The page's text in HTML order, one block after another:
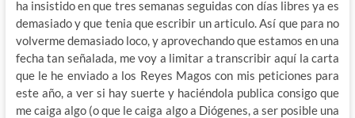
ha insistido en que tres semanas seguidas con días libres ya es
demasiado y que tenia que escribir un articulo. Así que para no
volverme demasiado loco, y aprovechando que estamos en una
fecha tan señalada, me voy a limitar a transcribir aquí la carta
que le he enviado a los Reyes Magos con mis peticiones para
este año, a ver si hay suerte y haciéndola publica consigo que
me caiga algo (o que le caiga algo a Diógenes, a ser posible una